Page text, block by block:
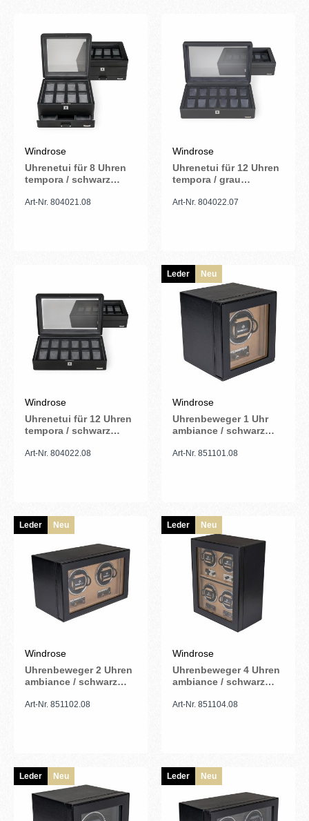
Windrose
Uhrenetui für 8 Uhren
tempora / schwarz
Art-Nr. 804021.08
Windrose
Uhrenetui für 12 Uhren
tempora / grau
Art-Nr. 804022.07
Windrose
Uhrenetui für 12 Uhren
tempora / schwarz
Art-Nr. 804022.08
Leder Neu
Windrose
Uhrenbeweger 1 Uhr
ambiance / schwarz
Art-Nr. 851101.08
Leder Neu
Windrose
Uhrenbeweger 2 Uhren
ambiance / schwarz
Art-Nr. 851102.08
Leder Neu
Windrose
Uhrenbeweger 4 Uhren
ambiance / schwarz
Art-Nr. 851104.08
Leder Neu Leder Neu